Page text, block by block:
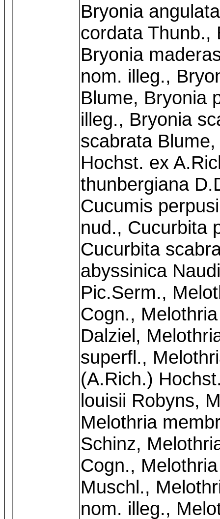
Bryonia
cordata Thunb.,
Bryonia
nom. illeg.,
Blume, Bryonia
illeg., Bryonia
scabrata
Hochst. ex
thunbergiana
Cucumis
nud., Cucurbita
Cucurbita
abyssinica
Pic.Serm.,
Cogn.,
Dalziel,
superfl.,
(A.Rich.)
louisii Robyns,
Melothria
Schinz,
Cogn.,
Muschl.,
nom. illeg.,